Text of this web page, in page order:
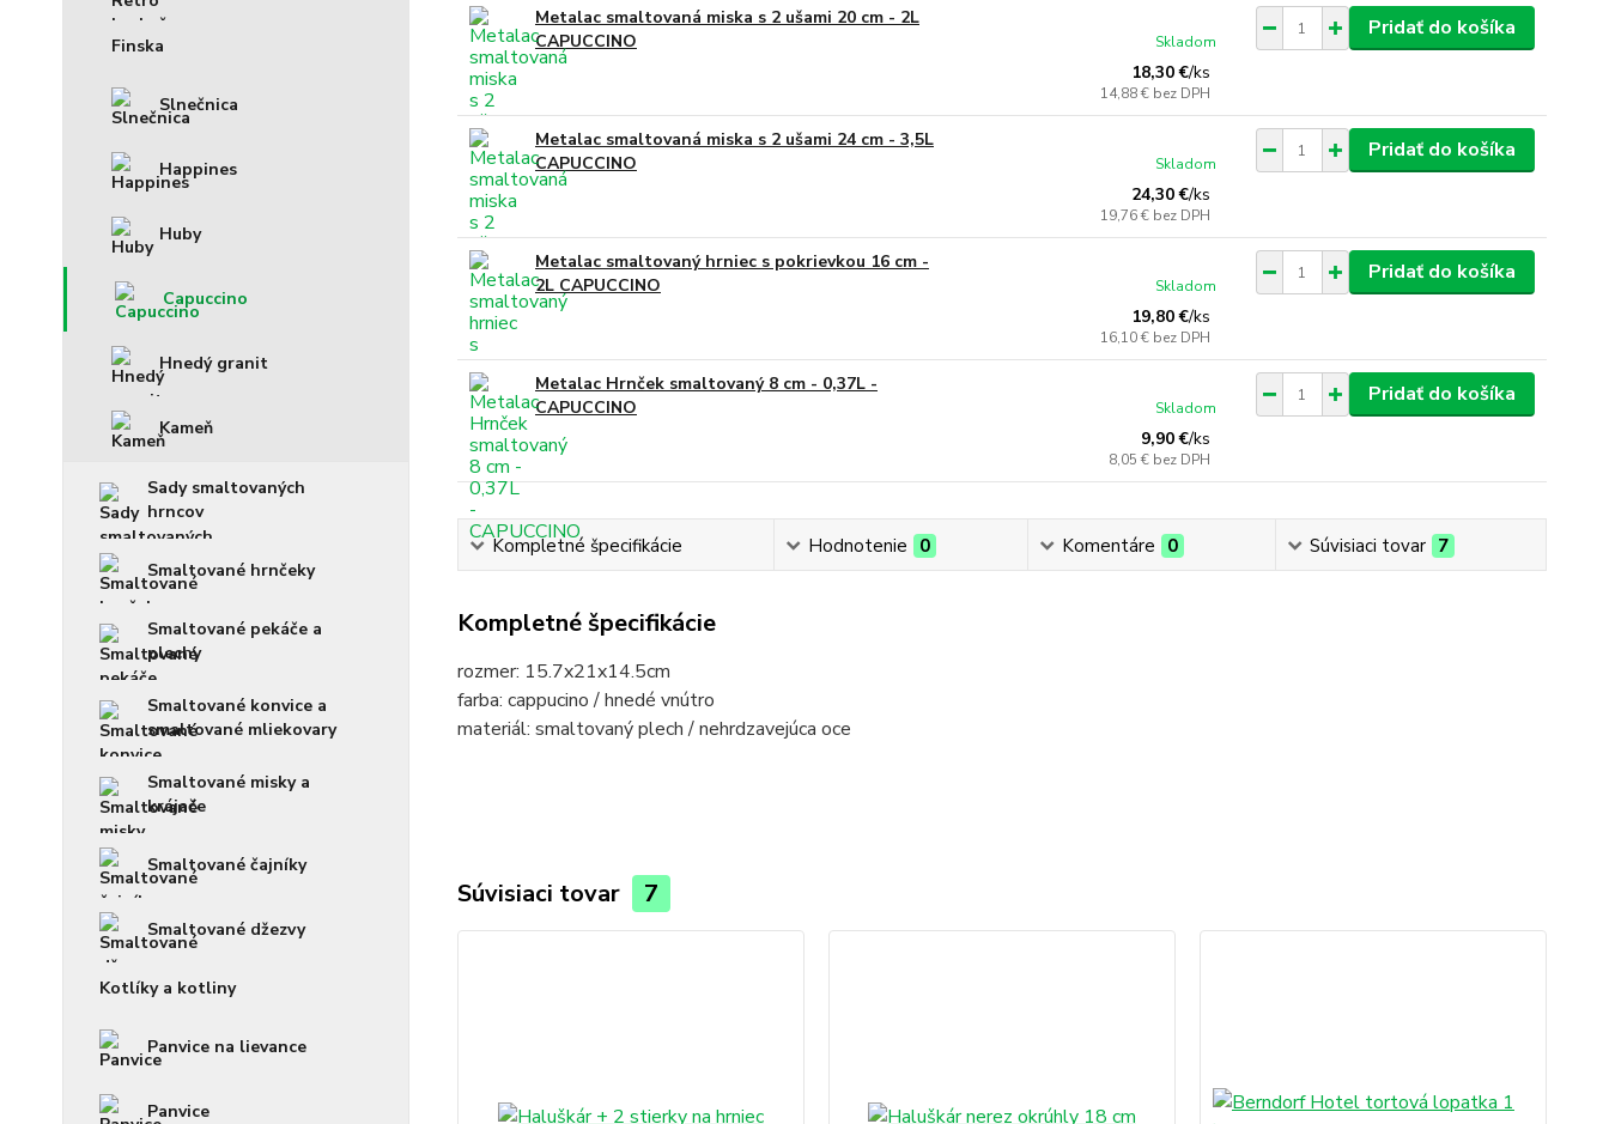
Finska
Slnečnica
Happines
Huby
Capuccino
Hnedý granit
Kameň
Sady smaltovaných
hrncov
Smaltované hrnčeky
Smaltované pekáče a
plechy
Smaltované konvice a
smaltované mliekovary
Smaltované misky a
krájače
Smaltované čajníky
Smaltované džezvy
Kotlíky a kotliny
Panvice na lievance
Panvice
Metalac smaltovaná miska s 2 ušami 20 cm - 2L
CAPUCCINO
18,30 €/ks
14,88 € bez DPH
Skladom
Pridať do košíka
Metalac smaltovaná miska s 2 ušami 24 cm - 3,5L
CAPUCCINO
24,30 €/ks
19,76 € bez DPH
Skladom
Pridať do košíka
Metalac smaltovaný hrniec s pokrievkou 16 cm -
2L CAPUCCINO
19,80 €/ks
16,10 € bez DPH
Skladom
Pridať do košíka
Metalac Hrnček smaltovaný 8 cm - 0,37L -
CAPUCCINO
9,90 €/ks
8,05 € bez DPH
Skladom
Pridať do košíka
Kompletné špecifikácie Hodnotenie 0 Komentáre 0 Súvisiaci tovar 7
Kompletné špecifikácie
rozmer: 15.7x21x14.5cm
farba: cappucino / hnedé vnútro
materiál: smaltovaný plech / nehrdzavejúca oce
Súvisiaci tovar 7